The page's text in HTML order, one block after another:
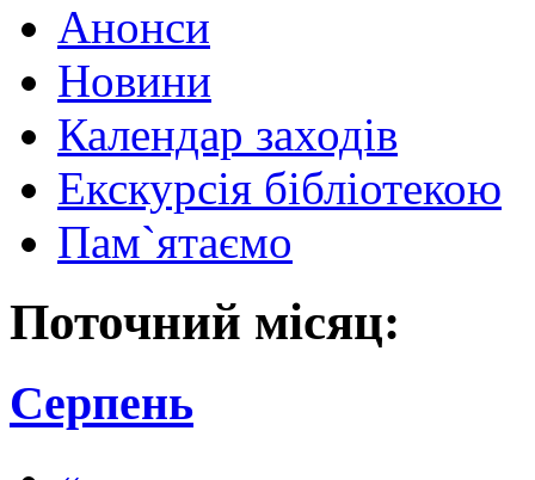
Анонси
Новини
Календар заходів
Екскурсія бібліотекою
Пам`ятаємо
Поточний місяц:
Серпень